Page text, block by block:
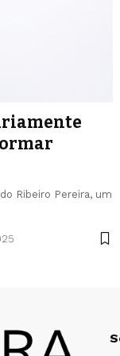
Ribeiro Pereira, um